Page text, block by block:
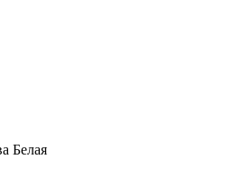
Белая